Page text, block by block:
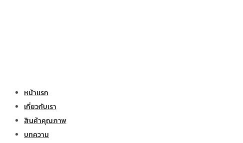
หน้าแรก
เกี่ยวกับเรา
สินค้าคุณภาพ
บทความ